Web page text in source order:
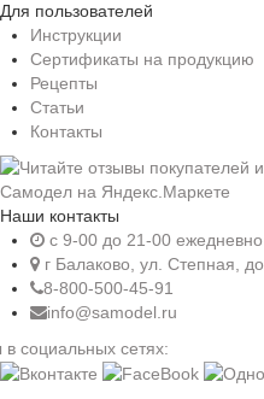
Для пользователей
Инструкции
Сертификаты на продукцию
Рецепты
Статьи
Контакты
Наши контакты
c 9-00 до 21-00 ежедневно
г Балаково, ул. Степная,
8-800-500-45-91
info@samodel.ru
социальных сетях: